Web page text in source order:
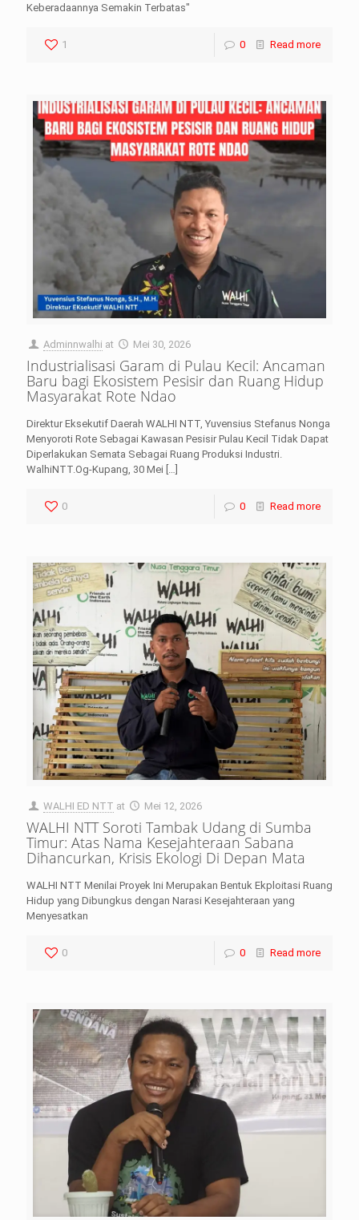
Keberadaannya Semakin Terbatas"
1 0 Read more
Adminnwalhi at Mei 30, 2026
Industrialisasi Garam di Pulau Kecil: Ancaman
Baru bagi Ekosistem Pesisir dan Ruang Hidup
Masyarakat Rote Ndao
Direktur Eksekutif Daerah WALHI NTT, Yuvensius Stefanus Nonga
Menyoroti Rote Sebagai Kawasan Pesisir Pulau Kecil Tidak Dapat
Diperlakukan Semata Sebagai Ruang Produksi Industri.
WalhiNTT.Og-Kupang, 30 Mei
0 0 Read more
WALHI ED NTT at Mei 12, 2026
WALHI NTT Soroti Tambak Udang di Sumba
Timur: Atas Nama Kesejahteraan Sabana
Dihancurkan, Krisis Ekologi Di Depan Mata
WALHI NTT Menilai Proyek Ini Merupakan Bentuk Ekploitasi Ruang
Hidup yang Dibungkus dengan Narasi Kesejahteraan yang
Menyesatkan
0 0 Read more